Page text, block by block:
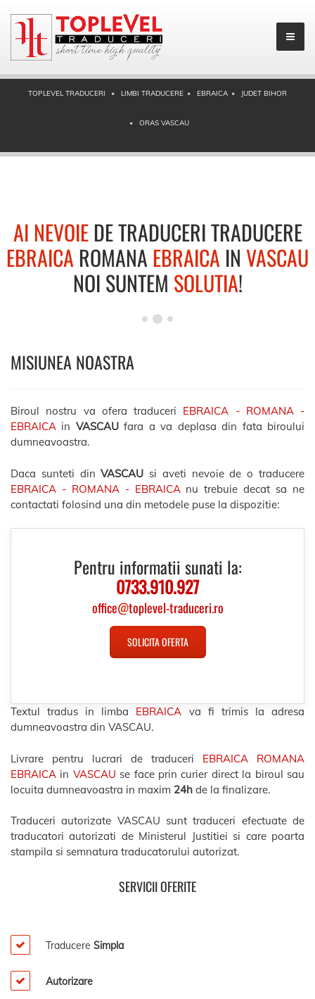
TOPLEVEL TRADUCERI LIMBI TRADUCERE EBRAICA JUDET BIHOR
ORAS VASCAU
AI NEVOIEDE TRADUCERI TRADUCERE
EBRAICA ROMANA EBRAICA IN VASCAU
NOI SUNTEM SOLUTIA!
MISIUNEA NOASTRA
Biroul nostru va ofera traduceri EBRAICA - ROMANA -
EBRAICA in VASCAUfara a va deplasa din fata biroului
dumneavoastra.
Daca sunteti dinVASCAU si aveti nevoie de o traducere
EBRAICA - ROMANA - EBRAICAnu trebuie decat sa ne
contactati folosind una din metodele puse la dispozitie:
Pentru informatii sunati la:
0733.910.927
office@toplevel-traduceri.ro
SOLICITA OFERTA
Textul tradus in limba EBRAICA va fi trimis la adresa
dumneavoastra din VASCAU.
Livrare pentru lucrari de traduceri EBRAICA ROMANA
EBRAICA in VASCAU se face prin curier direct la biroul sau
locuita dumneavoastra in maxim 24h de la finalizare.
Traduceri autorizate VASCAU sunt traduceri efectuate de
traducatori autorizati de Ministerul Justitiei si care poarta
stampila si semnatura traducatorului autorizat.
SERVICII OFERITE
Traducere Simpla
Autorizare